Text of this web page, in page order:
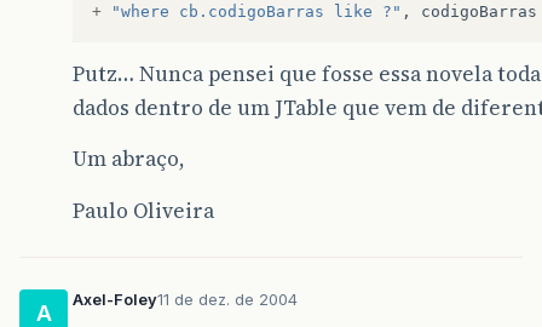
+
"where cb.codigoBarras like ?" , codigoBarras
Putz… Nunca pensei que fosse essa novela
dados dentro de um JTable que vem de
Um abraço,
Paulo Oliveira
A
Axel-Foley11 de dez. de 2004